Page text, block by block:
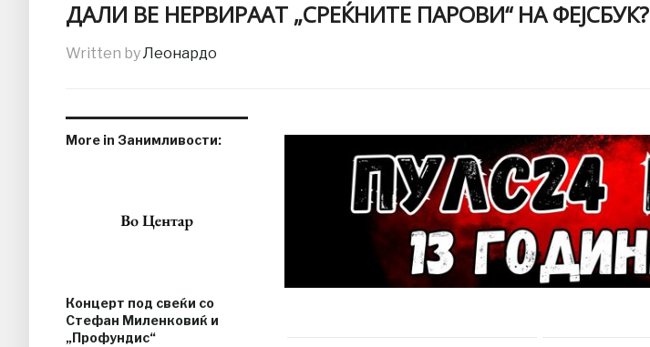
ДАЛИ ВЕ НЕРВИРААТ „СРЕЌНИТЕ ПАРОВИ“ НА ФЕЈСБУК?
Written byЛеонардо
More in Занимливости:
Концерт под свеќи со
Стефан Миленковиќ и
„Профундис“